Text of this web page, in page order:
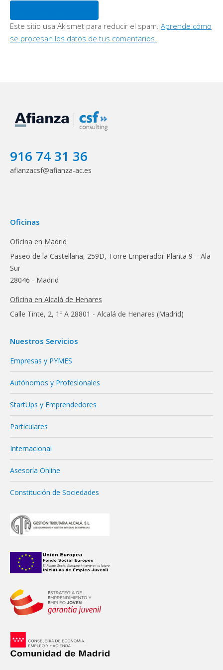
Este sitio usa Akismet para reducir el spam. Aprende cómo
se procesan los datos de tus comentarios.
916 74 31 36
afianzacsf@afianza-ac.es
Oficinas
Oficina en Madrid
Paseo de la Castellana, 259D, Torre Emperador Planta 9 – Ala
Sur
28046 - Madrid
Oficina en Alcalá de Henares
Calle Tinte, 2, 1º A 28801 - Alcalá de Henares (Madrid)
Nuestros Servicios
Empresas y PYMES
Autónomos y Profesionales
StartUps y Emprendedores
Particulares
Internacional
Asesoría Online
Constitución de Sociedades